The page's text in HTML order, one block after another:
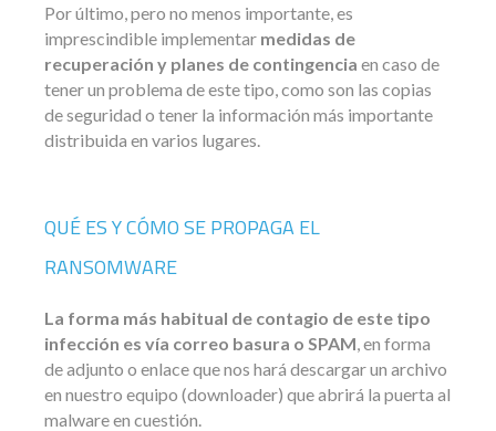
Por último, pero no menos importante, es
imprescindible implementar medidas de
recuperación y planes de contingencia en caso de
tener un problema de este tipo, como son las copias
de seguridad o tener la información más importante
distribuida en varios lugares.
QUÉ ES Y CÓMO SE PROPAGA EL
RANSOMWARE
La forma más habitual de contagio de este tipo
infección es vía correo basura o SPAM , en forma
de adjunto o enlace que nos hará descargar un archivo
en nuestro equipo (downloader) que abrirá la puerta al
malware en cuestión.